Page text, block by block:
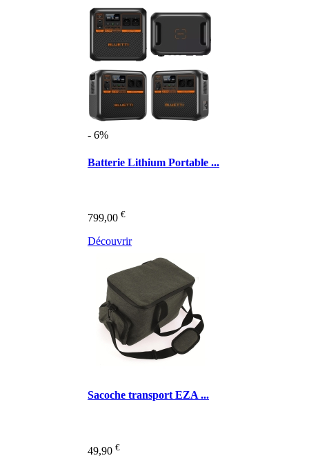
- 6%
Batterie Lithium Portable ...
799,00 €
Découvrir
Sacoche transport EZA ...
49,90 €